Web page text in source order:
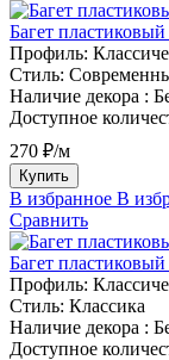
Багет
Профиль:
Стиль:
Наличие декора :
Доступное
270 ₽/м
Купить
В избранное В
Сравнить
Багет
Профиль:
Стиль: Классика
Наличие декора :
Доступное